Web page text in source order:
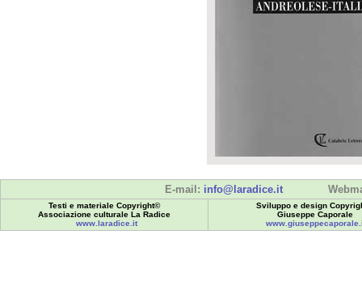
E-mail: info@laradice.it
Testi e materiale Copyright©
Associazione culturale La Radice
www.laradice.it
Sviluppo e design
Giuseppe Caporale